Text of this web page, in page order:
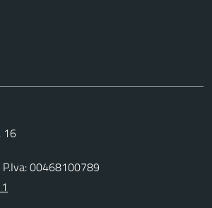
16
00468100789